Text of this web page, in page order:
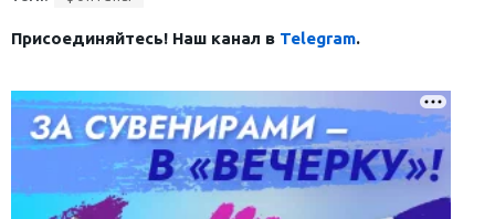
Присоединяйтесь! Наш канал в Telegram.